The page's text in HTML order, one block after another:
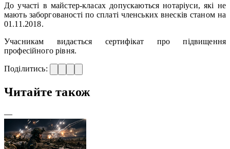
До участі в майстер-класах допускаються нотаріуси, які не
мають заборгованості по сплаті членських внесків станом на
01.11.2018.
Учасникам видається сертифікат про підвищення
професійного рівня.
Поділитись:
Читайте також
—